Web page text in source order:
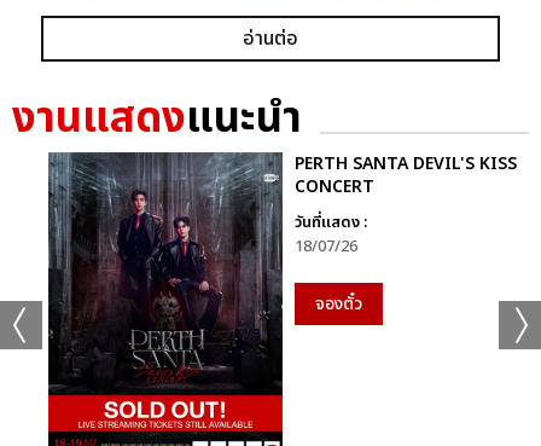
อ่านต่อ
งานแสดงแนะนำ
PERTH SANTA DEVIL'S KISS
CONCERT
วันที่แสดง :
18/07/26
จองตั๋ว